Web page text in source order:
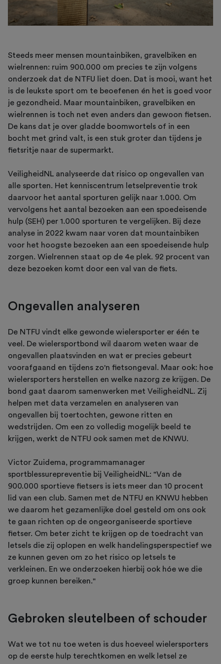
Steeds meer mensen mountainbiken, gravelbiken en
wielrennen: ruim 900.000 om precies te zijn volgens
onderzoek dat de NTFU liet doen. Dat is mooi, want het
is de leukste sport om te beoefenen én het is goed voor
je gezondheid. Maar mountainbiken, gravelbiken en
wielrennen is toch net even anders dan gewoon fietsen.
De kans dat je over gladde boomwortels of in een
bocht met grind valt, is een stuk groter dan tijdens je
fietsritje naar de supermarkt.
VeiligheidNL analyseerde dat risico op ongevallen van
alle sporten. Het kenniscentrum letselpreventie trok
daarvoor het aantal sporturen gelijk naar 1.000. Om
vervolgens het aantal bezoeken aan een spoedeisende
hulp (SEH) per 1.000 sporturen te vergelijken. Bij deze
analyse in 2022 kwam naar voren dat mountainbiken
voor het hoogste bezoeken aan een spoedeisende hulp
zorgen. Wielrennen staat op de 4e plek. 92 procent van
deze bezoeken komt door een val van de fiets.
Ongevallen analyseren
De NTFU vindt elke gewonde wielersporter er één te
veel. De wielersportbond wil daarom weten waar de
ongevallen plaatsvinden en wat er precies gebeurt
voorafgaand en tijdens zo'n fietsongeval. Maar ook: hoe
wielersporters herstellen en welke nazorg ze krijgen. De
bond gaat daarom samenwerken met VeiligheidNL. Zij
helpen met data verzamelen en analyseren van
ongevallen bij toertochten, gewone ritten en
wedstrijden. Om een zo volledig mogelijk beeld te
krijgen, werkt de NTFU ook samen met de KNWU.
Victor Zuidema, programmamanager
sportblessurepreventie bij VeiligheidNL: "Van de
900.000 sportieve fietsers is iets meer dan 10 procent
lid van een club. Samen met de NTFU en KNWU hebben
we daarom het gezamenlijke doel gesteld om ons ook
te gaan richten op de ongeorganiseerde sportieve
fietser. Om beter zicht te krijgen op de toedracht van
letsels die zij oplopen en welk handelingsperspectief we
ze kunnen geven om zo het risico op letsels te
verkleinen. En we onderzoeken hierbij ook hóe we die
groep kunnen bereiken."
Gebroken sleutelbeen of schouder
Wat we tot nu toe weten is dus hoeveel wielersporters
op de eerste hulp terechtkomen en welk letsel ze